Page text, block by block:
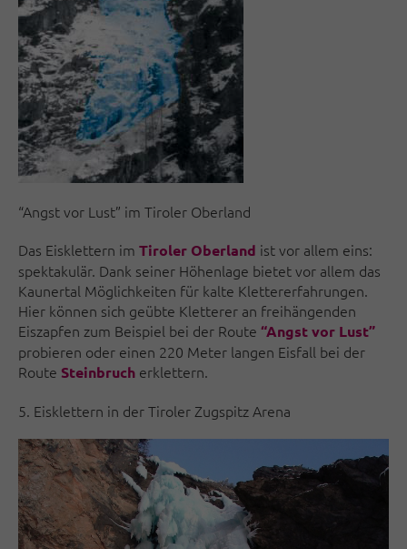
“Angst vor Lust” im Tiroler Oberland
Das Eisklettern im Tiroler Oberland ist vor allem eins:
spektakulär. Dank seiner Höhenlage bietet vor allem das
Kaunertal Möglichkeiten für kalte Klettererfahrungen.
Hier können sich geübte Kletterer an freihängenden
Eiszapfen zum Beispiel bei der Route “Angst vor Lust”
probieren oder einen 220 Meter langen Eisfall bei der
Route Steinbruch erklettern.
5. Eisklettern in der Tiroler Zugspitz Arena